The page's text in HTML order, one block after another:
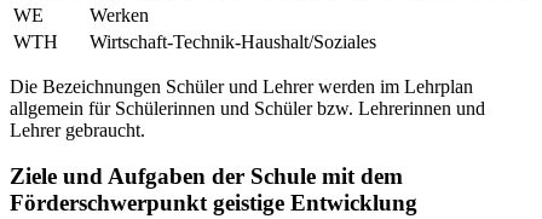
WE
Werken
WTH
Wirtschaft-Technik-Haushalt/Soziales
Die Bezeichnungen Schüler und Lehrer werden im Lehrplan
allgemein für Schülerinnen und Schüler bzw. Lehrerinnen und
Lehrer gebraucht.
Ziele und Aufgaben der Schule mit dem
Förderschwerpunkt geistige Entwicklung